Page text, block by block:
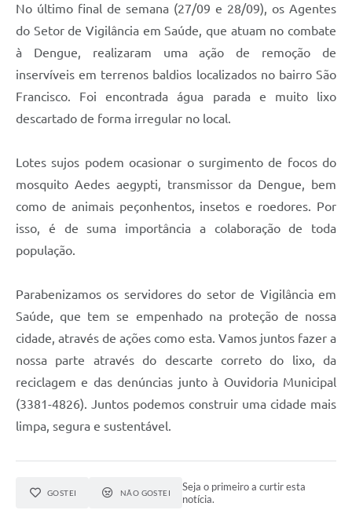
No último final de semana (27/09 e 28/09), os Agentes
do Setor de Vigilância em Saúde, que atuam no combate
à Dengue, realizaram uma ação de remoção de
inservíveis em terrenos baldios localizados no bairro São
Francisco. Foi encontrada água parada e muito lixo
descartado de forma irregular no local.
Lotes sujos podem ocasionar o surgimento de focos do
mosquito Aedes aegypti, transmissor da Dengue, bem
como de animais peçonhentos, insetos e roedores. Por
isso, é de suma importância a colaboração de toda
população.
Parabenizamos os servidores do setor de Vigilância em
Saúde, que tem se empenhado na proteção de nossa
cidade, através de ações como esta. Vamos juntos fazer a
nossa parte através do descarte correto do lixo, da
reciclagem e das denúncias junto à Ouvidoria Municipal
(3381-4826). Juntos podemos construir uma cidade mais
limpa, segura e sustentável.
GOSTEI NÃO GOSTEI
Seja o primeiro a curtir esta
notícia.